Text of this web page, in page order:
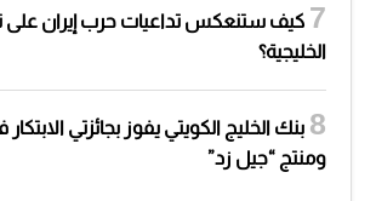
كيف ستنعكس تداعيات حرب إيران على
الخليجية؟
بنك الخليج الكويتي يفوز بجائزتي
ومنتج “جيل زد”